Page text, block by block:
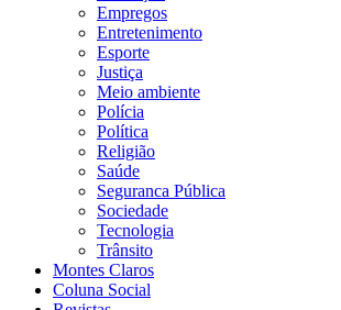
Empregos
Entretenimento
Esporte
Justiça
Meio ambiente
Polícia
Política
Religião
Saúde
Seguranca Pública
Sociedade
Tecnologia
Trânsito
Montes Claros
Coluna Social